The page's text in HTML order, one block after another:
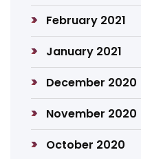
February 2021
January 2021
December 2020
November 2020
October 2020